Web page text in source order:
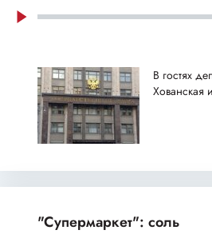
В гостях
Хованская
"Супермаркет": соль